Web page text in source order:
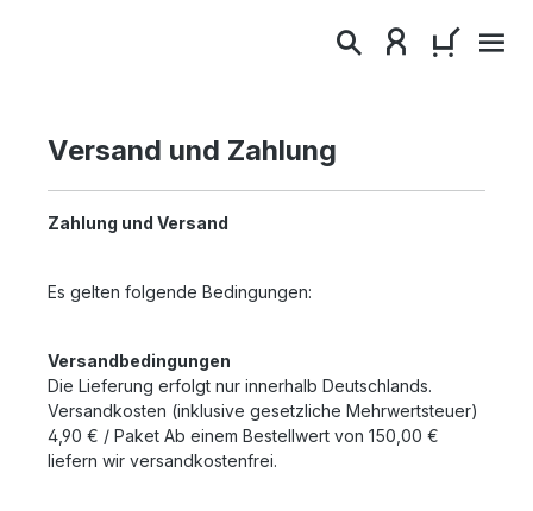
Versand und Zahlung
Zahlung und Versand
Es gelten folgende Bedingungen:
Versandbedingungen
Die Lieferung erfolgt nur innerhalb Deutschlands.
Versandkosten (inklusive gesetzliche Mehrwertsteuer)
4,90 € / Paket Ab einem Bestellwert von 150,00 €
liefern wir versandkostenfrei.